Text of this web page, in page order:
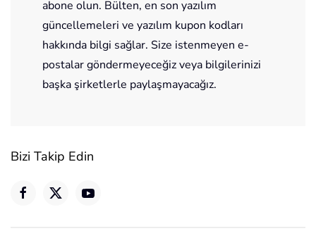
abone olun. Bülten, en son yazılım
güncellemeleri ve yazılım kupon kodları
hakkında bilgi sağlar. Size istenmeyen e-
postalar göndermeyeceğiz veya bilgilerinizi
başka şirketlerle paylaşmayacağız.
Bizi Takip Edin